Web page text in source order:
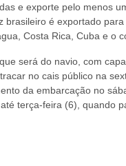
e exporte pelo menos
brasileiro é exportado
Costa Rica, Cuba e o
será do navio, com
no cais público na
da embarcação no
terça-feira (6), quando